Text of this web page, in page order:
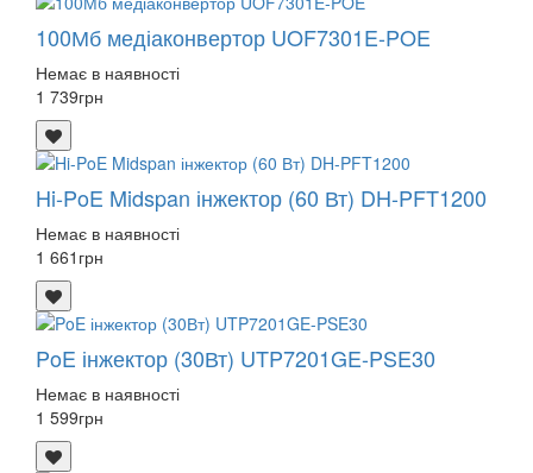
100Мб медіаконвертор UOF7301E-POE
Немає в наявності
1 739грн
Hi-PoE Midspan інжектор (60 Вт) DH-PFT1200
Немає в наявності
1 661 грн
PoE інжектор (30Вт) UTP7201GE-PSE30
Немає в наявності
1 599грн